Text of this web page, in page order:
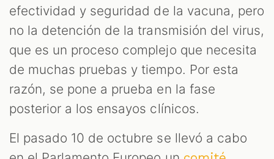
efectividad y seguridad de la vacuna, pero
no la detención de la transmisión del virus,
que es un proceso complejo que necesita
de muchas pruebas y tiempo. Por esta
razón, se pone a prueba en la fase
posterior a los ensayos clínicos.
El pasado 10 de octubre se llevó a cabo